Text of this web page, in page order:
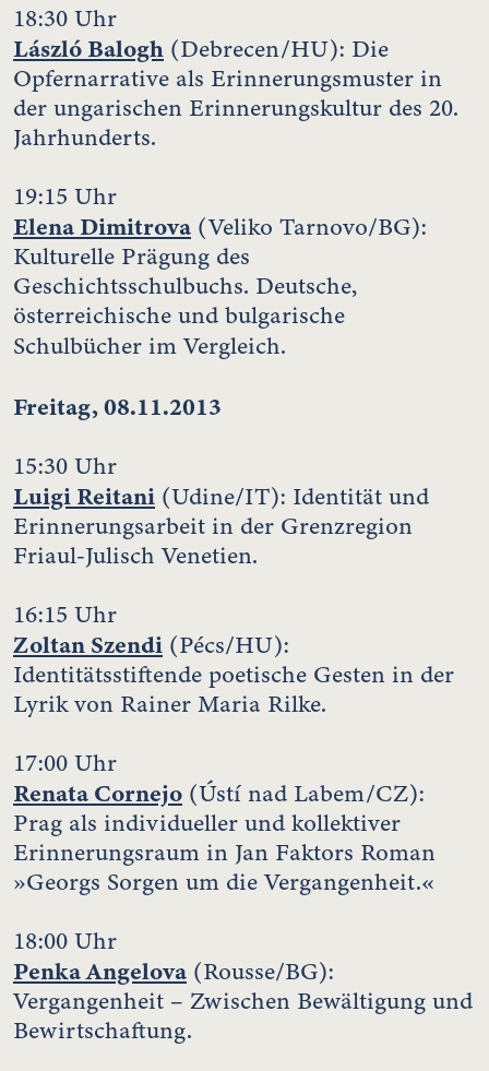
18:30 Uhr
László Balogh (Debrecen/HU): Die
Opfernarrative als Erinnerungsmuster in
der ungarischen Erinnerungskultur des 20.
Jahrhunderts.
19:15 Uhr
Elena Dimitrova (Veliko Tarnovo/BG):
Kulturelle Prägung des
Geschichtsschulbuchs. Deutsche,
österreichische und bulgarische
Schulbücher im Vergleich.
Freitag, 08.11.2013
15:30 Uhr
Luigi Reitani (Udine/IT): Identität und
Erinnerungsarbeit in der Grenzregion
Friaul-Julisch Venetien.
16:15 Uhr
Zoltan Szendi (Pécs/HU):
Identitätsstiftende poetische Gesten in der
Lyrik von Rainer Maria Rilke.
17:00 Uhr
Renata Cornejo (Ústí nad Labem/CZ):
Prag als individueller und kollektiver
Erinnerungsraum in Jan Faktors Roman
»Georgs Sorgen um die Vergangenheit.«
18:00 Uhr
Penka Angelova (Rousse/BG):
Vergangenheit – Zwischen Bewältigung und
Bewirtschaftung.